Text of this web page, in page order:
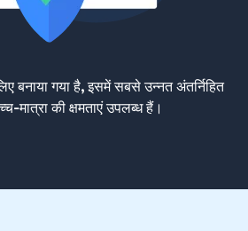
बनाया गया है, इसमें सबसे उन्नत अंतर्निहित
मात्रा की क्षमताएं उपलब्ध हैं।